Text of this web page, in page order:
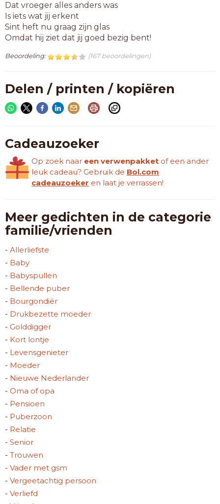
Dat vroeger alles anders was
Is iets wat jij erkent
Sint heft nu graag zijn glas
Omdat hij ziet dat jij goed bezig bent!
Beoordeling: (167 beoordelingen)
Delen / printen / kopiëren
Cadeauzoeker
Op zoek naar een verwenpakket of een ander
leuk cadeau? Gebruik de Bol.com
cadeauzoeker en laat je verrassen!
Meer gedichten in de categorie
familie/vrienden
- Allerliefste
- Baby
- Babyspullen
- Bellende puber
- Bourgondiër
- Drukbezette moeder
- Golddigger
- Kort lontje
- Levensgenieter
- Moeder
- Nieuwe Nederlander
- Oma of opa
- Pensioen
- Puberzoon
- Relatie
- Senior
- Trouwen
- Vader met gsm
- Vergeetachtig persoon
- Verliefd